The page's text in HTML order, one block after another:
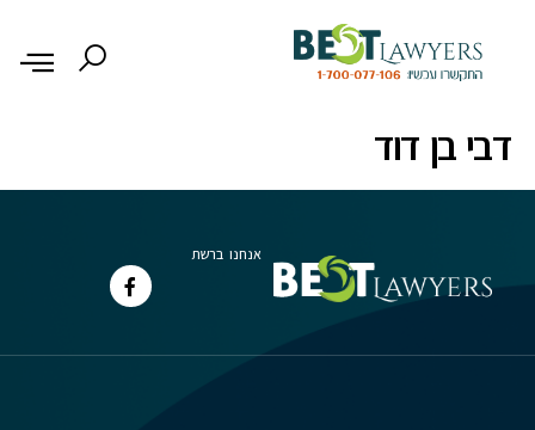
דבי בן דוד
אנחנו ברשת